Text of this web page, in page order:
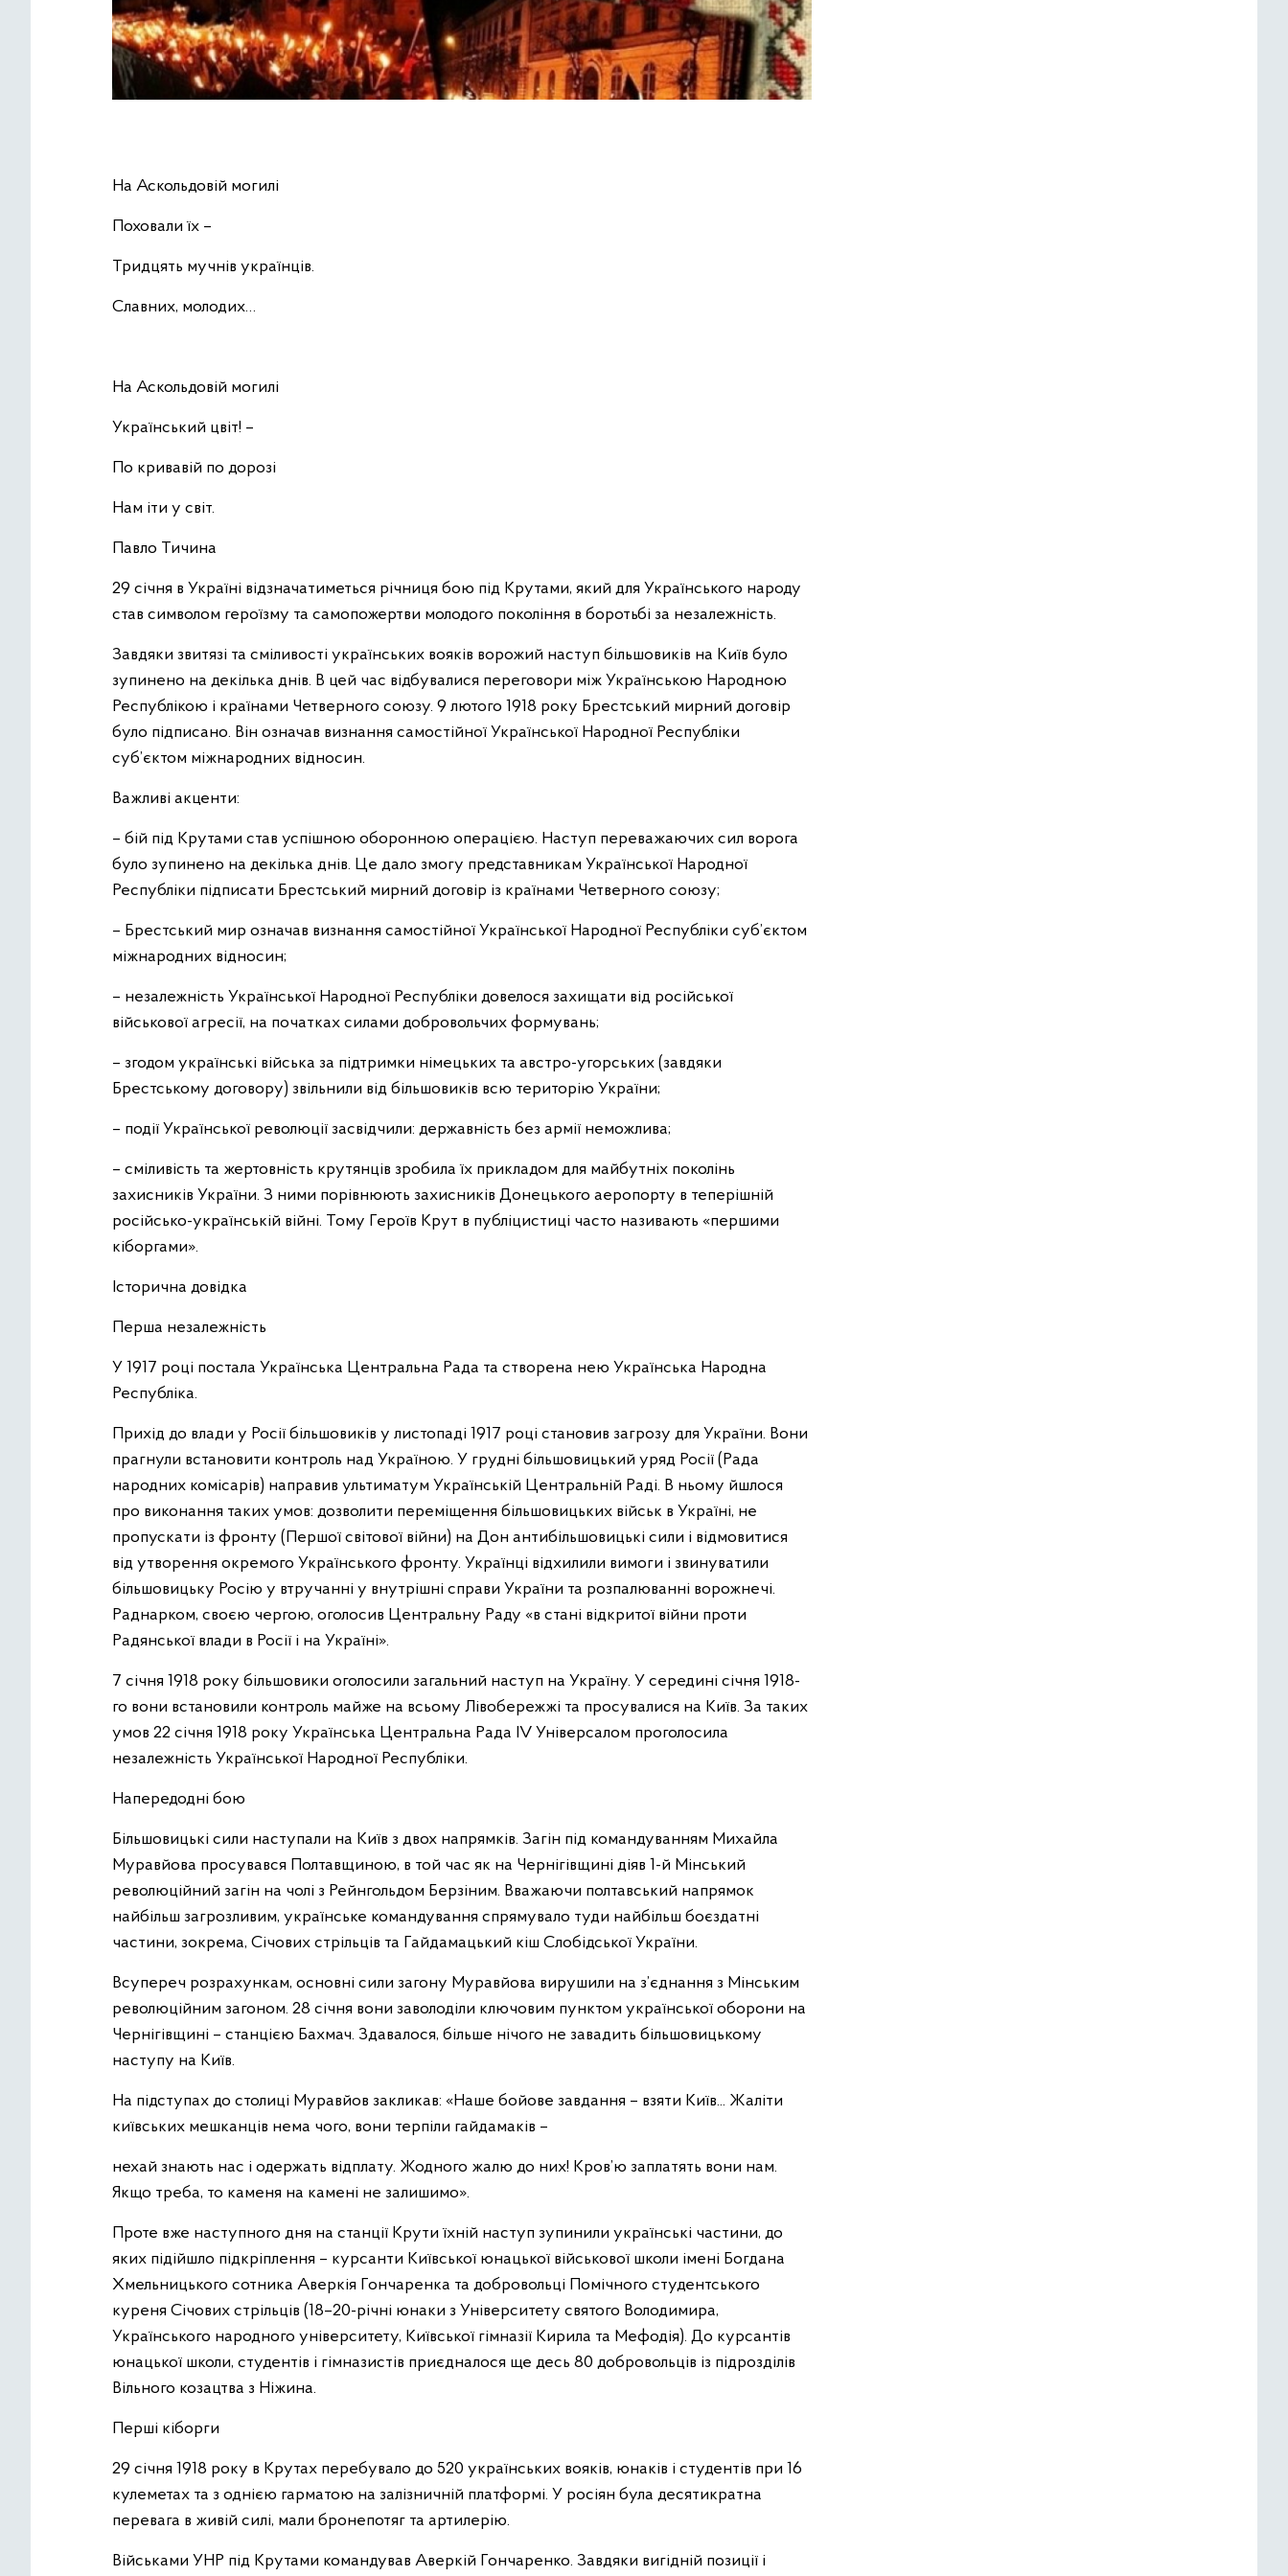
На Аскольдовій могилі
Поховали їх –
Тридцять мучнів українців.
Славних, молодих…
На Аскольдовій могилі
Український цвіт! –
По кривавій по дорозі
Нам іти у світ.
Павло Тичина
29 січня в Україні відзначатиметься річниця бою під Крутами, який для Українського народу
став символом героїзму та самопожертви молодого покоління в боротьбі за незалежність.
Завдяки звитязі та сміливості українських вояків ворожий наступ більшовиків на Київ було
зупинено на декілька днів. В цей час відбувалися переговори між Українською Народною
Республікою і країнами Четверного союзу. 9 лютого 1918 року Брестський мирний договір
було підписано. Він означав визнання самостійної Української Народної Республіки
суб’єктом міжнародних відносин.
Важливі акценти:
– бій під Крутами став успішною оборонною операцією. Наступ переважаючих сил ворога
було зупинено на декілька днів. Це дало змогу представникам Української Народної
Республіки підписати Брестський мирний договір із країнами Четверного союзу;
– Брестський мир означав визнання самостійної Української Народної Республіки суб’єктом
міжнародних відносин;
– незалежність Української Народної Республіки довелося захищати від російської
військової агресії, на початках силами добровольчих формувань;
– згодом українські війська за підтримки німецьких та австро-угорських (завдяки
Брестському договору) звільнили від більшовиків всю територію України;
– події Української революції засвідчили: державність без армії неможлива;
– сміливість та жертовність крутянців зробила їх прикладом для майбутніх поколінь
захисників України. З ними порівнюють захисників Донецького аеропорту в теперішній
російсько-українській війні. Тому Героїв Крут в публіцистиці часто називають «першими
кіборгами».
Історична довідка
Перша незалежність
У 1917 році постала Українська Центральна Рада та створена нею Українська Народна
Республіка.
Прихід до влади у Росії більшовиків у листопаді 1917 році становив загрозу для України. Вони
прагнули встановити контроль над Україною. У грудні більшовицький уряд Росії (Рада
народних комісарів) направив ультиматум Українській Центральній Раді. В ньому йшлося
про виконання таких умов: дозволити переміщення більшовицьких військ в Україні, не
пропускати із фронту (Першої світової війни) на Дон антибільшовицькі сили і відмовитися
від утворення окремого Українського фронту. Українці відхилили вимоги і звинуватили
більшовицьку Росію у втручанні у внутрішні справи України та розпалюванні ворожнечі.
Раднарком, своєю чергою, оголосив Центральну Раду «в стані відкритої війни проти
Радянської влади в Росії і на Україні».
7 січня 1918 року більшовики оголосили загальний наступ на Україну. У середині січня 1918-
го вони встановили контроль майже на всьому Лівобережжі та просувалися на Київ. За таких
умов 22 січня 1918 року Українська Центральна Рада ІV Універсалом проголосила
незалежність Української Народної Республіки.
Напередодні бою
Більшовицькі сили наступали на Київ з двох напрямків. Загін під командуванням Михайла
Муравйова просувався Полтавщиною, в той час як на Чернігівщині діяв 1-й Мінський
революційний загін на чолі з Рейнгольдом Берзіним. Вважаючи полтавський напрямок
найбільш загрозливим, українське командування спрямувало туди найбільш боєздатні
частини, зокрема, Січових стрільців та Гайдамацький кіш Слобідської України.
Всупереч розрахункам, основні сили загону Муравйова вирушили на з’єднання з Мінським
революційним загоном. 28 січня вони заволоділи ключовим пунктом української оборони на
Чернігівщині – станцією Бахмач. Здавалося, більше нічого не завадить більшовицькому
наступу на Київ.
На підступах до столиці Муравйов закликав: «Наше бойове завдання – взяти Київ... Жаліти
київських мешканців нема чого, вони терпіли гайдамаків –
нехай знають нас і одержать відплату. Жодного жалю до них! Кров’ю заплатять вони нам.
Якщо треба, то каменя на камені не залишимо».
Проте вже наступного дня на станції Крути їхній наступ зупинили українські частини, до
яких підійшло підкріплення – курсанти Київської юнацької військової школи імені Богдана
Хмельницького сотника Аверкія Гончаренка та добровольці Помічного студентського
куреня Січових стрільців (18–20-річні юнаки з Університету святого Володимира,
Українського народного університету, Київської гімназії Кирила та Мефодія). До курсантів
юнацької школи, студентів і гімназистів приєдналося ще десь 80 добровольців із підрозділів
Вільного козацтва з Ніжина.
Перші кіборги
29 січня 1918 року в Крутах перебувало до 520 українських воякiв, юнакiв і студентiв при 16
кулеметах та з однією гарматою на залiзничнiй платформi. У росіян була десятикратна
перевага в живій силі, мали бронепотяг та артилерію.
Військами УНР під Крутами командував Аверкій Гончаренко. Завдяки вигідній позиції і